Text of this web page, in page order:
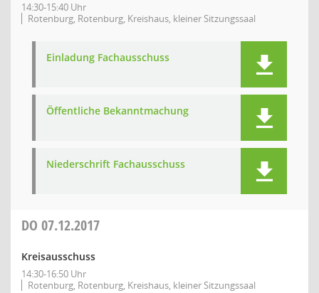
14:30-15:40 Uhr
Rotenburg, Rotenburg, Kreishaus, kleiner Sitzungssaal
Einladung Fachausschuss
Öffentliche Bekanntmachung
Niederschrift Fachausschuss
DO 07.12.2017
Kreisausschuss
14:30-16:50 Uhr
Rotenburg, Rotenburg, Kreishaus, kleiner Sitzungssaal